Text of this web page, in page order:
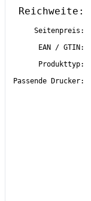
Reichweite:
Seitenpreis:
EAN / GTIN:
Produkttyp:
Passende Drucker: